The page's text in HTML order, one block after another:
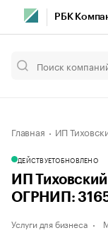
РБК
Главная ИП
ДЕЙСТВУЕТОБНОВЛЕНО
ИП
ОГРНИП:
Услуги для бизнеса